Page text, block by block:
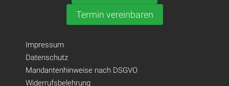
Termin vereinbaren
Impressum
Datenschutz
Mandantenhinweise nach DSGVO
Widerrufsbelehrung